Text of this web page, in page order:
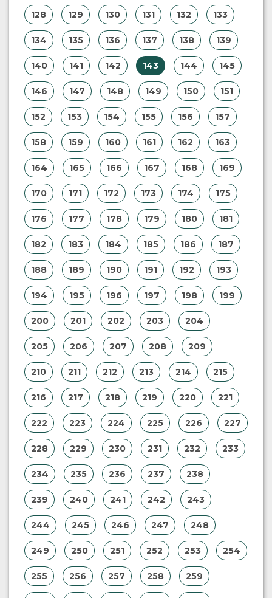
128 129 130 131 132 133
134 135 136 137 138 139
140 141 142 143 144 145
146 147 148 149 150 151
152 153 154 155 156 157
158 159 160 161 162 163
164 165 166 167 168 169
170 171 172 173 174 175
176 177 178 179 180 181
182 183 184 185 186 187
188 189 190 191 192 193
194 195 196 197 198 199
200 201 202 203 204
205 206 207 208 209
210 211 212 213 214 215
216 217 218 219 220 221
222 223 224 225 226 227
228 229 230 231 232 233
234 235 236 237 238
239 240 241 242 243
244 245 246 247 248
249 250 251 252 253 254
255 256 257 258 259